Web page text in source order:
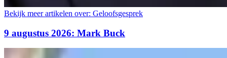
Bekijk meer artikelen over: Geloofsgesprek
9 augustus 2026: Mark Buck